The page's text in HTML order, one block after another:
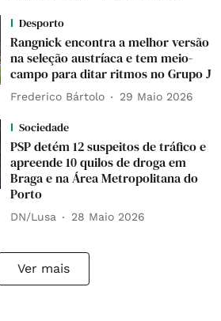
Desporto
Rangnick encontra a melhor versão
na seleção austríaca e tem meio-
campo para ditar ritmos no Grupo J
Frederico Bártolo 29 Maio 2026
Sociedade
PSP detém 12 suspeitos de tráfico e
apreende 10 quilos de droga em
Braga e na Área Metropolitana do
Porto
DN/Lusa 28 Maio 2026
Ver mais